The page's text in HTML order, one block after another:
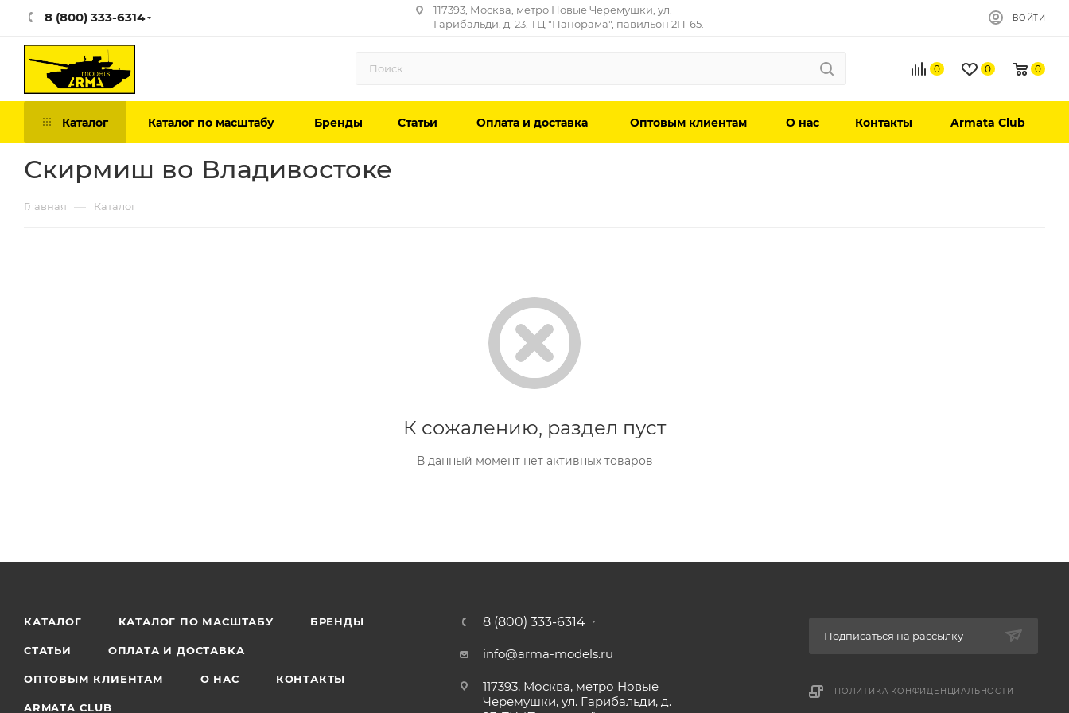
8 (800) 333-6314
117393, Москва, метро Новые Черемушки, ул.
Гарибальди, д. 23, ТЦ "Панорама", павильон 2П-65.
ВОЙТИ
0 0 0
Каталог Каталог по масштабу Бренды Статьи Оплата и доставка Оптовым клиентам О нас Контакты Armata Club
Скирмиш во Владивостоке
Главная — Каталог
К сожалению, раздел пуст
В данный момент нет активных товаров
КАТАЛОГ КАТАЛОГ ПО МАСШТАБУ БРЕНДЫ
СТАТЬИ ОПЛАТА И ДОСТАВКА
ОПТОВЫМ КЛИЕНТАМ О НАС КОНТАКТЫ
ARMATA CLUB
8 (800) 333-6314
info@arma-models.ru
117393, Москва, метро Новые
Черемушки, ул. Гарибальди, д.
Подписаться на рассылку
ПОЛИТИКА КОНФИДЕНЦИАЛЬНОСТИ